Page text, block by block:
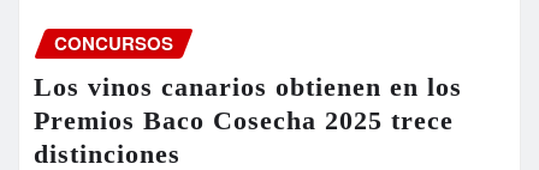
CONCURSOS
Los vinos canarios obtienen en los
Premios Baco Cosecha 2025 trece
distinciones